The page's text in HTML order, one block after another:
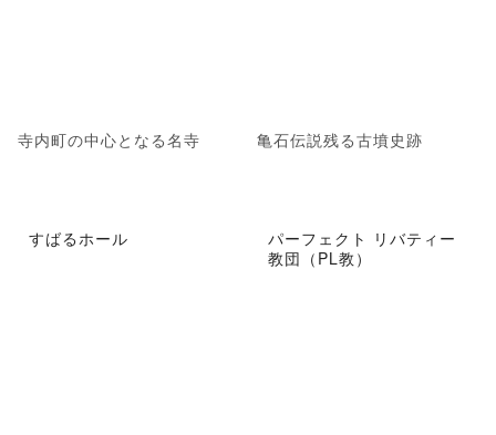
寺内町の中心となる名寺 亀石伝説残る古墳史跡
すばるホール
パーフェクト リバティー
教団（PL教）